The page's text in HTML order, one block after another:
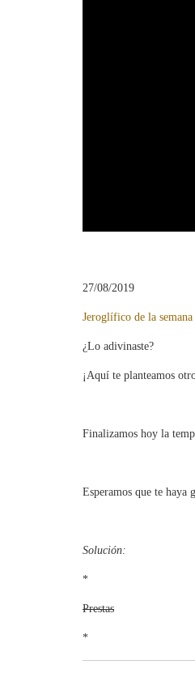
27/08/2019
Jeroglífico de la semana
¿Lo adivinaste?
¡Aquí te planteamos
Finalizamos hoy la
Esperamos que te haya
Solución:
*
Prestas
*